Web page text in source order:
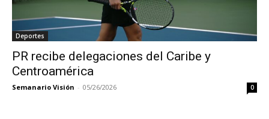
Deportes
PR recibe delegaciones del Caribe y
Centroamérica
Semanario Visión - 05/26/2026 0